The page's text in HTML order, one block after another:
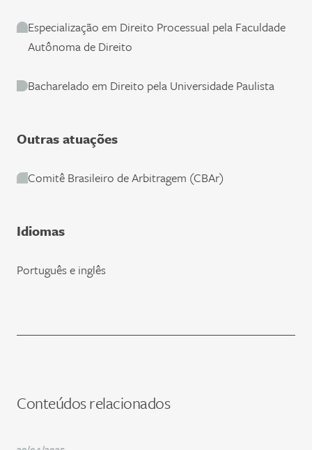
Especialização em Direito Processual pela Faculdade
Autônoma de Direito
Bacharelado em Direito pela Universidade Paulista
Outras atuações
Comitê Brasileiro de Arbitragem (CBAr)
Idiomas
Português e inglês
Conteúdos relacionados